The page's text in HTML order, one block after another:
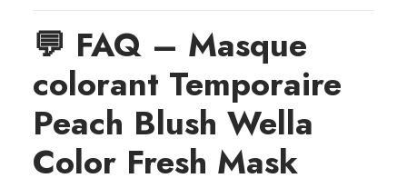
💬 FAQ – Masque
colorant Temporaire
Peach Blush Wella
Color Fresh Mask